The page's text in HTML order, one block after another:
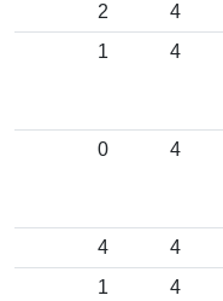
4
2
4
1
4
0
4
4
4
1